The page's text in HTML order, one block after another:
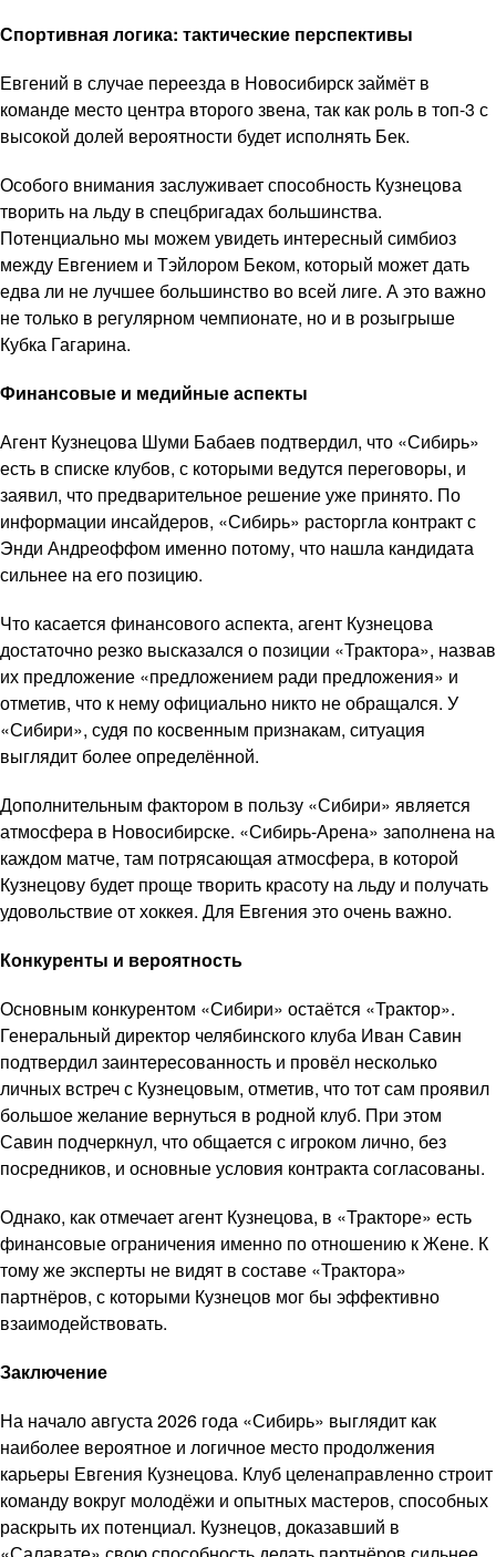
Спортивная логика: тактические перспективы
Евгений в случае переезда в Новосибирск займёт в
команде место центра второго звена, так как роль в топ-3 с
высокой долей вероятности будет исполнять Бек.
Особого внимания заслуживает способность Кузнецова
творить на льду в спецбригадах большинства.
Потенциально мы можем увидеть интересный симбиоз
между Евгением и Тэйлором Беком, который может дать
едва ли не лучшее большинство во всей лиге. А это важно
не только в регулярном чемпионате, но и в розыгрыше
Кубка Гагарина.
Финансовые и медийные аспекты
Агент Кузнецова Шуми Бабаев подтвердил, что «Сибирь»
есть в списке клубов, с которыми ведутся переговоры, и
заявил, что предварительное решение уже принято. По
информации инсайдеров, «Сибирь» расторгла контракт с
Энди Андреоффом именно потому, что нашла кандидата
сильнее на его позицию.
Что касается финансового аспекта, агент Кузнецова
достаточно резко высказался о позиции «Трактора», назвав
их предложение «предложением ради предложения» и
отметив, что к нему официально никто не обращался. У
«Сибири», судя по косвенным признакам, ситуация
выглядит более определённой.
Дополнительным фактором в пользу «Сибири» является
атмосфера в Новосибирске. «Сибирь-Арена» заполнена на
каждом матче, там потрясающая атмосфера, в которой
Кузнецову будет проще творить красоту на льду и получать
удовольствие от хоккея. Для Евгения это очень важно.
Конкуренты и вероятность
Основным конкурентом «Сибири» остаётся «Трактор».
Генеральный директор челябинского клуба Иван Савин
подтвердил заинтересованность и провёл несколько
личных встреч с Кузнецовым, отметив, что тот сам проявил
большое желание вернуться в родной клуб. При этом
Савин подчеркнул, что общается с игроком лично, без
посредников, и основные условия контракта согласованы.
Однако, как отмечает агент Кузнецова, в «Тракторе» есть
финансовые ограничения именно по отношению к Жене. К
тому же эксперты не видят в составе «Трактора»
партнёров, с которыми Кузнецов мог бы эффективно
взаимодействовать.
Заключение
На начало августа 2026 года «Сибирь» выглядит как
наиболее вероятное и логичное место продолжения
карьеры Евгения Кузнецова. Клуб целенаправленно строит
команду вокруг молодёжи и опытных мастеров, способных
раскрыть их потенциал. Кузнецов, доказавший в